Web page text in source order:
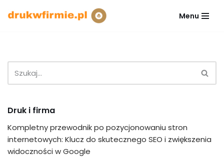
Menu
Druk i firma
Kompletny przewodnik po pozycjonowaniu stron
internetowych: Klucz do skutecznego SEO i zwiększenia
widoczności w Google